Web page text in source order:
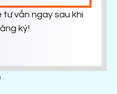
tư vấn ngay sau khi
ký!